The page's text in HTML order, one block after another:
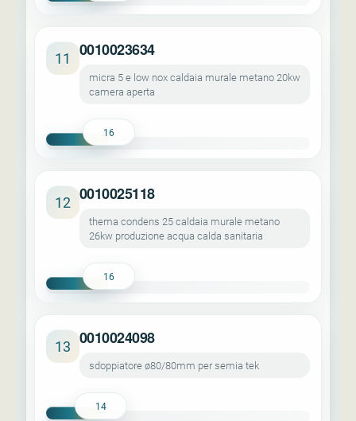
11 0010023634
micra 5 e low nox caldaia murale metano 20kw
camera aperta
16
12 0010025118
thema condens 25 caldaia murale metano
26kw produzione acqua calda sanitaria
16
13 0010024098
sdoppiatore ø80/80mm per semia tek
14